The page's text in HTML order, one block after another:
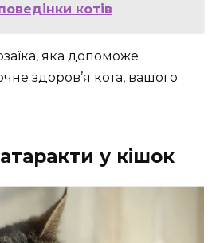
котів
яка допоможе
здоров’я кота, вашого
у кішок